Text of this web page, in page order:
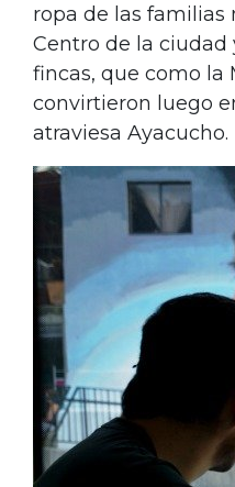
ropa de las familias
Centro de la
fincas, que como la
convirtieron luego
atraviesa Ayacucho.